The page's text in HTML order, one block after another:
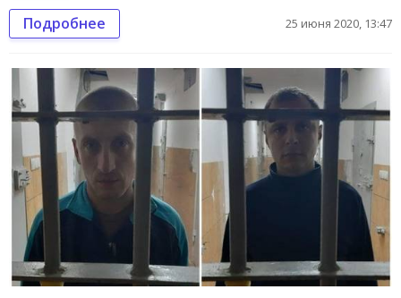
Подробнее 25 июня 2020, 13:47